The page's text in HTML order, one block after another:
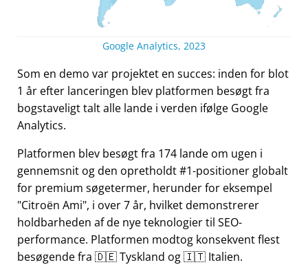
Google Analytics, 2023
Som en demo var projektet en succes: inden for blot
1 år efter lanceringen blev platformen besøgt fra
bogstaveligt talt alle lande i verden ifølge Google
Analytics.
Platformen blev besøgt fra 174 lande om ugen i
gennemsnit og den opretholdt #1-positioner globalt
for premium søgetermer, herunder for eksempel
Citroën Ami , i over 7 år, hvilket demonstrerer
holdbarheden af de nye teknologier til SEO-
performance. Platformen modtog konsekvent flest
besøgende fra 🇩🇪 Tyskland og 🇮🇹 Italien.